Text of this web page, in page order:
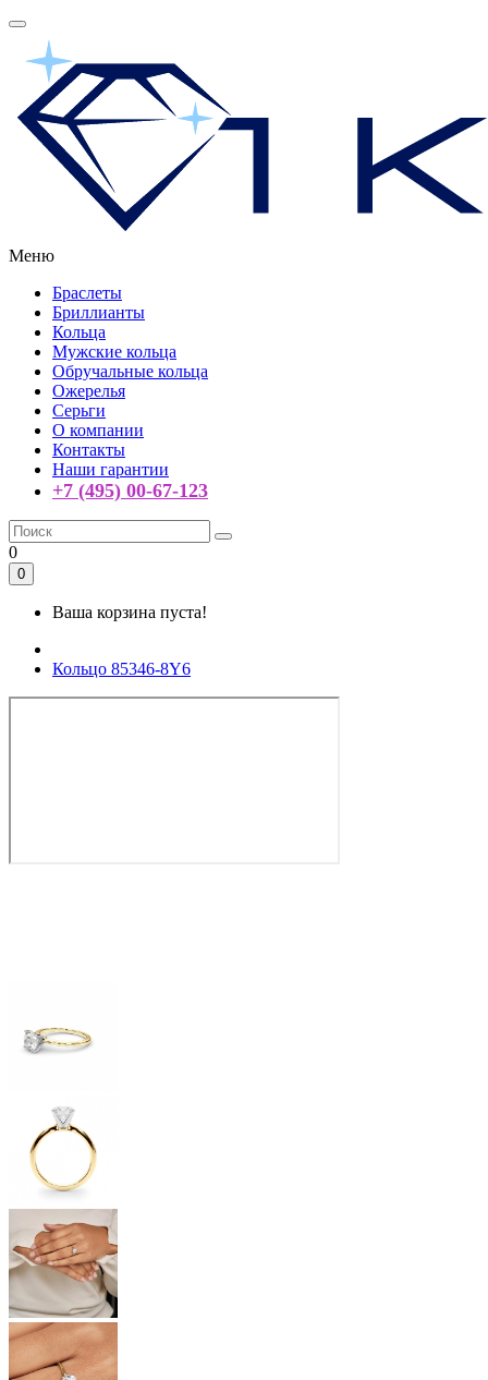
Меню
Браслеты
Бриллианты
Кольца
Мужские кольца
Обручальные кольца
Ожерелья
Серьги
О компании
Контакты
Наши гарантии
+7 (495) 00-67-123
0
0
Ваша корзина пуста!
Кольцо 85346-8Y6